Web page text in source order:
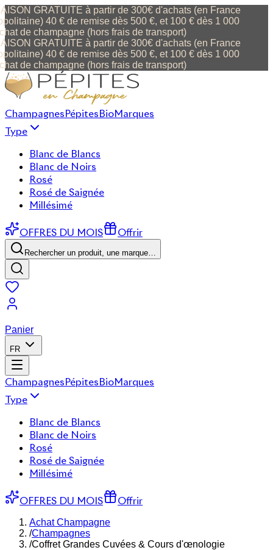
GRATUITE à partir de 300€ d'achats (en France
40 € de remise dès 500 €, et 100 € dès 1 000
de champagne (hors frais de transport)
GRATUITE à partir de 300€ d'achats (en France
40 € de remise dès 500 €, et 100 € dès 1 000
de champagne (hors frais de transport)
ChampagnesPépitesBioMarques
Type
Blanc de Blancs
Blanc de Noirs
Rosé
Rosé de Saignée
Millésimé
OFFRES DU MOIS Offrir
Rechercher un produit, une marque…
Panier
FR
ChampagnesPépitesBioMarques
Type
Blanc de Blancs
Blanc de Noirs
Rosé
Rosé de Saignée
Millésimé
OFFRES DU MOIS Offrir
Achat Champagne
/Champagnes
/Coffret Grandes Cuvées & Cours d'œnologie